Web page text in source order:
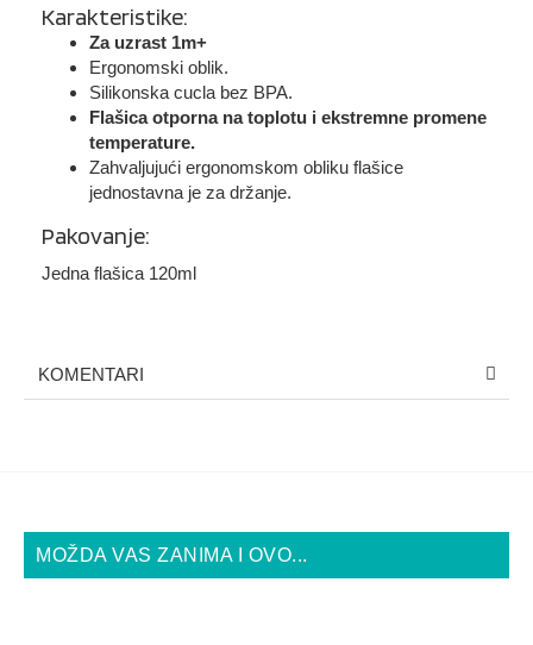
Karakteristike:
Za uzrast 1m+
Ergonomski oblik.
Silikonska cucla bez BPA.
Flašica otporna na toplotu i ekstremne promene
temperature.
Zahvaljujući ergonomskom obliku flašice
jednostavna je za držanje.
Pakovanje:
Jedna flašica 120ml
KOMENTARI
MOŽDA VAS ZANIMA I OVO...